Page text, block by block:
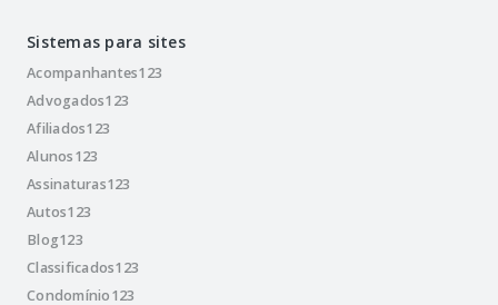
Sistemas para sites
Acompanhantes123
Advogados123
Afiliados123
Alunos123
Assinaturas123
Autos123
Blog123
Classificados123
Condomínio123